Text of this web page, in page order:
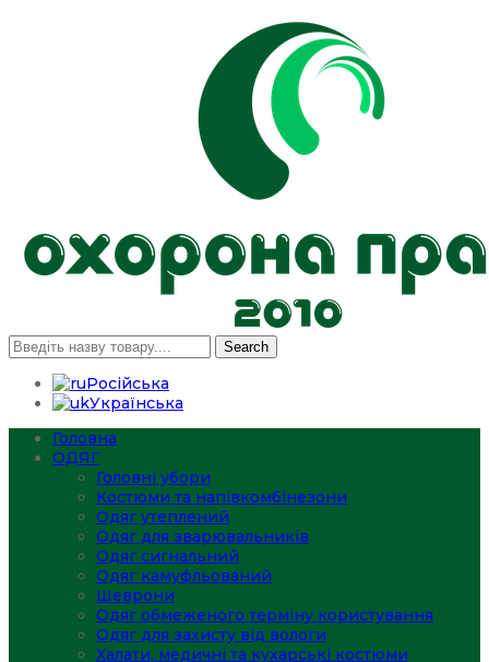
Search
Російська
Українська
Головна
ОДЯГ
Головні убори
Костюми та напівкомбінезони
Одяг утеплений
Одяг для зварювальників
Одяг сигнальний
Одяг камуфльований
Шеврони
Одяг обмеженого терміну користування
Одяг для захисту від вологи
Халати, медичні та кухарські костюми